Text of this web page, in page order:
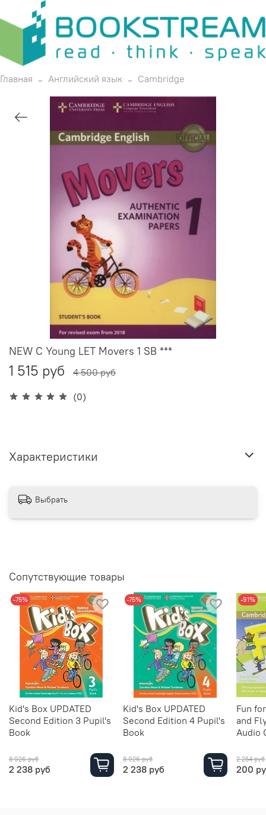
Главная Английский язык Cambridge
(0)
NEW C Young LET Movers 1 SB ***
1 515 руб 4 500 руб
Характеристики
Выбрать
Сопутствующие товары
-75%
Kid's Box UPDATED
Second Edition 3 Pupil's
Book
8 926 руб
2 238 руб
-75%
Kid's Box UPDATED
Second Edition 4 Pupil's
Book
8 926 руб
2 238 руб
-91%
Fun
and
Audio
2 254 руб
200